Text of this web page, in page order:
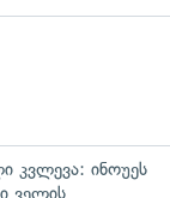
კვლევა: ინოუეს
ველის